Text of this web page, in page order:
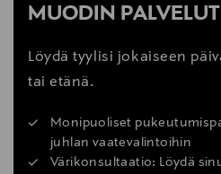
MUODIN PALVELUT
Löydä tyylisi jokaiseen
tai etänä.
Monipuoliset
juhlan vaatevalintoihin
Värikonsultaatio: Löydä